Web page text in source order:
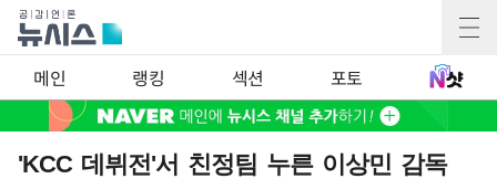
메인 랭킹 섹션 포토
'KCC 데뷔전'서 친정팀 누른 이상민 감독